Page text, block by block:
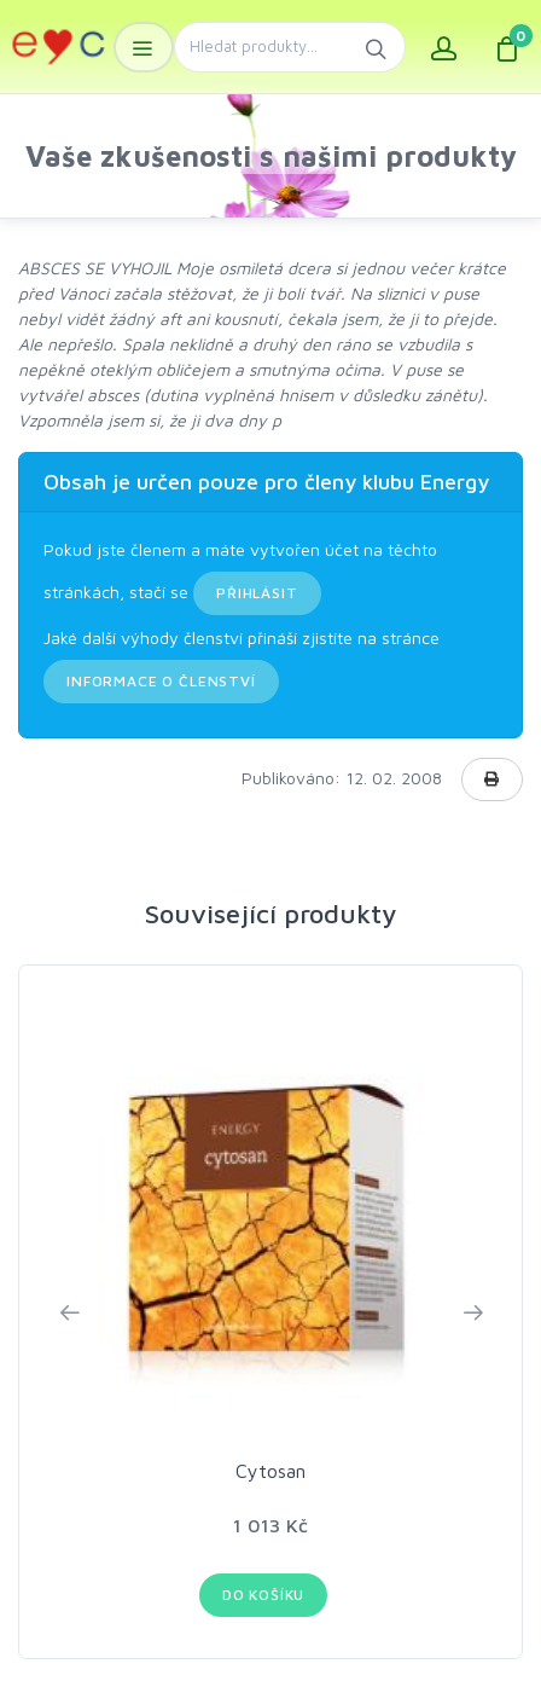
0
Vaše zkušenosti s našimi produkty
ABSCES SE VYHOJIL Moje osmiletá dcera si jednou večer krátce
před Vánoci začala stěžovat, že ji bolí tvář. Na sliznici v puse
nebyl vidět žádný aft ani kousnutí, čekala jsem, že ji to přejde.
Ale nepřešlo. Spala neklidně a druhý den ráno se vzbudila s
nepěkně oteklým obličejem a smutnýma očima. V puse se
vytvářel absces (dutina vyplněná hnisem v důsledku zánětu).
Vzpomněla jsem si, že ji dva dny p
Obsah je určen pouze pro členy klubu Energy
Pokud jste členem a máte vytvořen účet na těchto
stránkách, stačí se PŘIHLÁSIT
Jaké další výhody členství přináší zjistíte na stránce
INFORMACE O ČLENSTVÍ
Publikováno: 12. 02. 2008
Související produkty
Cytosan
1 013 Kč
DO KOŠÍKU